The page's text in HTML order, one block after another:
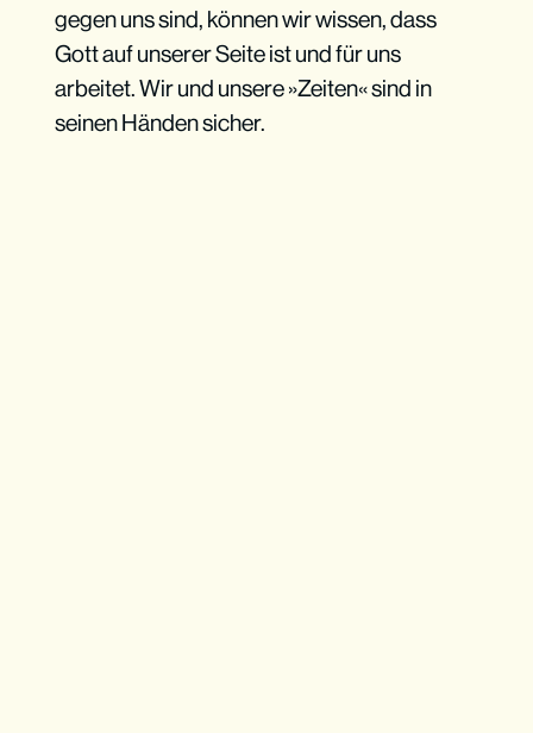
gegen uns sind, können wir wissen, dass
Gott auf unserer Seite ist und für uns
arbeitet. Wir und unsere »Zeiten« sind in
seinen Händen sicher.